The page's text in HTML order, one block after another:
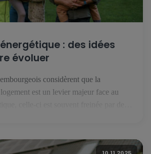
: des idées
évoluer
considèrent que la
est un levier majeur face au
levier majeur de la lutte contre le